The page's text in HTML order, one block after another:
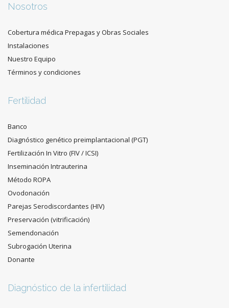
Nosotros
Cobertura médica Prepagas y Obras Sociales
Instalaciones
Nuestro Equipo
Términos y condiciones
Fertilidad
Banco
Diagnóstico genético preimplantacional (PGT)
Fertilización In Vitro (FIV / ICSI)
Inseminación Intrauterina
Método ROPA
Ovodonación
Parejas Serodiscordantes (HIV)
Preservación (vitrificación)
Semendonación
Subrogación Uterina
Donante
Diagnóstico de la infertilidad